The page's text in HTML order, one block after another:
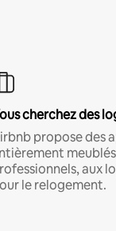
cherchez des
propose des
aux
le relogement.